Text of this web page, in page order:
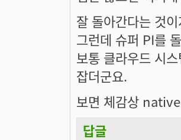
잘 돌아간다는 것
그런데 슈퍼 PI를
보통 클라우드 시
잡더군요.
보면 체감상
답글